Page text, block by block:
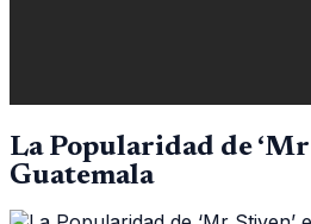
La Popularidad de ‘Mr
Guatemala